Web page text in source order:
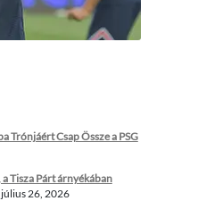
Trónjáért Csap Össze a PSG
Tisza Párt árnyékában
július 26, 2026